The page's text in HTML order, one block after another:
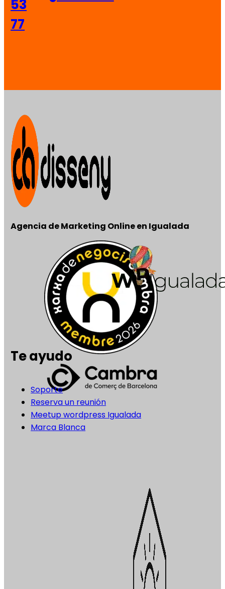
53
77
Agencia de Marketing Online en Igualada
Te ayudo
Soporte
Reserva un reunión
Meetup wordpress Igualada
Marca Blanca